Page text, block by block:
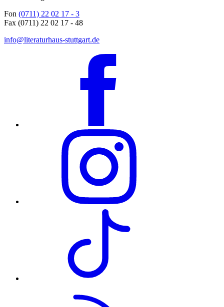
Fon (0711) 22 02 17 - 3
Fax (0711) 22 02 17 - 48
info@literaturhaus-stuttgart.de